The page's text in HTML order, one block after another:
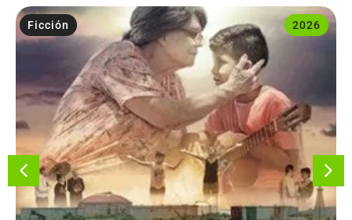
2026
Ficción